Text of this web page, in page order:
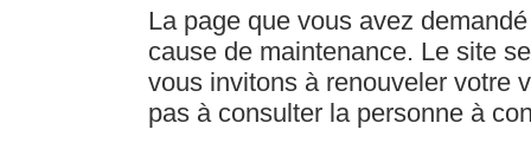
La page que vous avez
cause de maintenance. Le site
vous invitons à renouveler votre
pas à consulter la personne à